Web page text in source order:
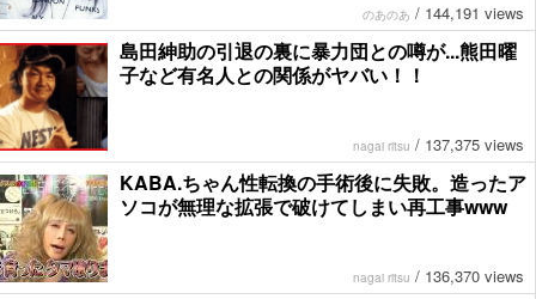
のあのあ / 144,191 views
島田紳助の引退の裏に暴力団との噂が...熊田曜
子など有名人との関係がヤバい！！
nagai ritsu / 137,375 views
KABA.ちゃん性転換の手術後に失敗。造ったア
ソコが無理な拡張で破けてしまい再工事www
nagai ritsu / 136,370 views